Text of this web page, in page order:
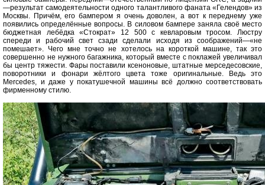
—результат самодеятельности одного талантливого фаната «Гелендов» из
Москвы. Причём, его бампером я очень доволен, а вот к переднему уже
появились определённые вопросы. В силовом бампере заняла своё место
бюджетная лебёдка «Стократ» 12 500 с кевларовым тросом. Люстру
спереди и рабочий свет сзади сделали исходя из соображений—«не
помешает». Чего мне точно не хотелось на короткой машине, так это
совершенно не нужного багажника, который вместе с поклажей увеличивал
бы центр тяжести. Фары поставили ксеноновые, штатные мерседесовские,
поворотники и фонари жёлтого цвета тоже оригинальные. Ведь это
Mercedes, и даже у покатушечной машины всё должно соответствовать
фирменному стилю.